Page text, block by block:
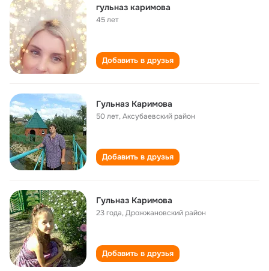
гульназ каримова
45 лет
Добавить в друзья
Гульназ Каримова
50 лет,Аксубаевский район
Добавить в друзья
Гульназ Каримова
23 года,Дрожжановский район
Добавить в друзья